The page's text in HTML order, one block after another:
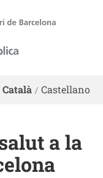
de Barcelona
Català Castellano
a la